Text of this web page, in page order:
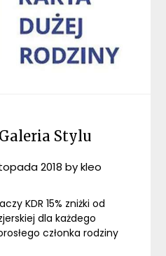
Stylu
2018 bykleo
KDR 15% zniżki od
dla każdego
członka rodziny